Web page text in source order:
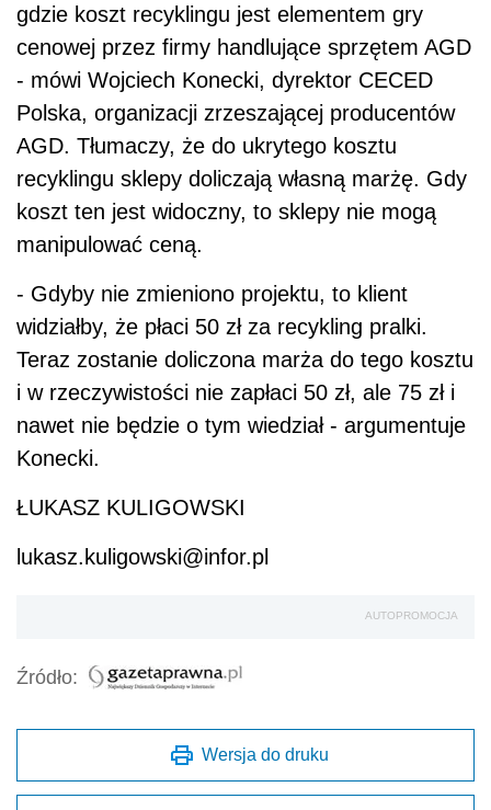
gdzie koszt recyklingu jest elementem gry
cenowej przez firmy handlujące sprzętem AGD
- mówi Wojciech Konecki, dyrektor CECED
Polska, organizacji zrzeszającej producentów
AGD. Tłumaczy, że do ukrytego kosztu
recyklingu sklepy doliczają własną marżę. Gdy
koszt ten jest widoczny, to sklepy nie mogą
manipulować ceną.
- Gdyby nie zmieniono projektu, to klient
widziałby, że płaci 50 zł za recykling pralki.
Teraz zostanie doliczona marża do tego kosztu
i w rzeczywistości nie zapłaci 50 zł, ale 75 zł i
nawet nie będzie o tym wiedział - argumentuje
Konecki.
ŁUKASZ KULIGOWSKI
lukasz.kuligowski@infor.pl
AUTOPROMOCJA
Źródło:
Wersja do druku